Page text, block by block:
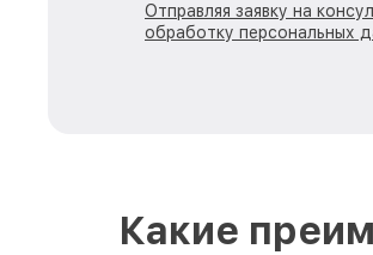
Отправляя заявку на
обработку персональных
Какие